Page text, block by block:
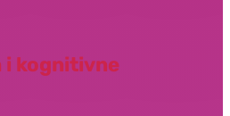
kognitivne